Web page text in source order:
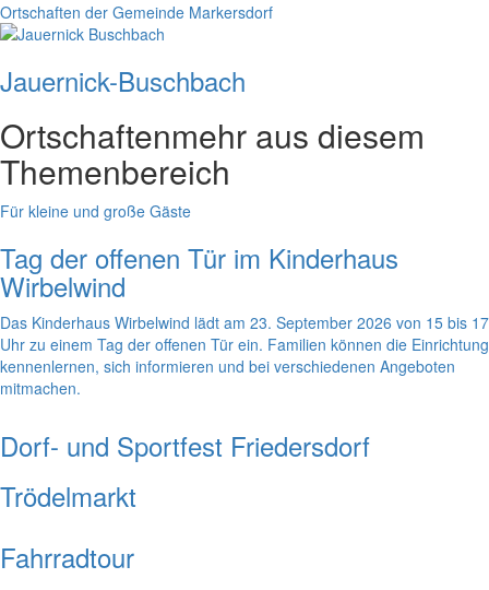
Ortschaften der Gemeinde Markersdorf
Jauernick-Buschbach
Ortschaftenmehr aus diesem
Themenbereich
Für kleine und große Gäste
Tag der offenen Tür im Kinderhaus
Wirbelwind
Das Kinderhaus Wirbelwind lädt am 23. September 2026 von 15 bis 17
Uhr zu einem Tag der offenen Tür ein. Familien können die Einrichtung
kennenlernen, sich informieren und bei verschiedenen Angeboten
mitmachen.
Dorf- und Sportfest Friedersdorf
Trödelmarkt
Fahrradtour